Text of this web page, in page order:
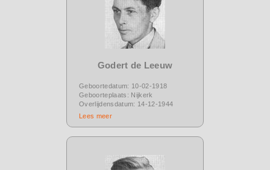
Godert de Leeuw
Geboortedatum: 10-02-1918
Geboorteplaats: Nijkerk
Overlijdensdatum: 14-12-1944
Lees meer